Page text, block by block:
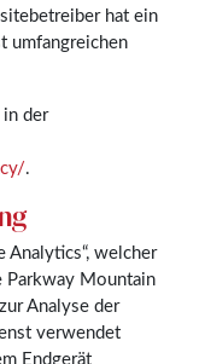
hat ein
umfangreichen
der
.
Analytics“, welcher
Parkway Mountain
Analyse der
verwendet
Endgerät